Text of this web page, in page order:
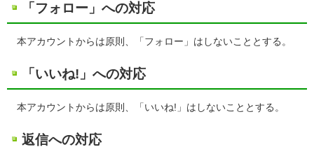
「フォロー」への対応
本アカウントからは原則、「フォロー」はしないこととする。
「いいね!」への対応
本アカウントからは原則、「いいね!」はしないこととする。
返信への対応